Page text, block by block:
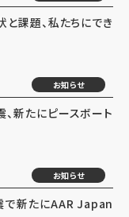
と課題、私たちにでき
お知らせ
、新たにピースボート
お知らせ
で新たにAAR Japan